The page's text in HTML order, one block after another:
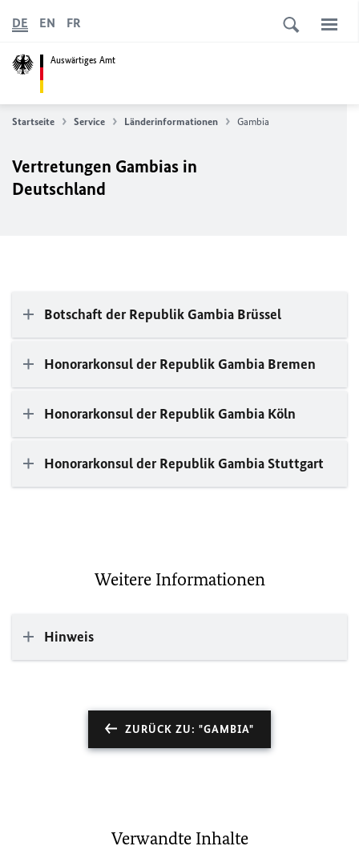
Auswärtiges Amt
DE EN FR
Startseite Service Länderinformationen Gambia
Vertretungen Gambias in
Deutschland
Botschaft der Republik Gambia Brüssel
Honorarkonsul der Republik Gambia Bremen
Honorarkonsul der Republik Gambia Köln
Honorarkonsul der Republik Gambia Stuttgart
Weitere Informationen
Hinweis
ZURÜCK ZU: "GAMBIA"
Verwandte Inhalte